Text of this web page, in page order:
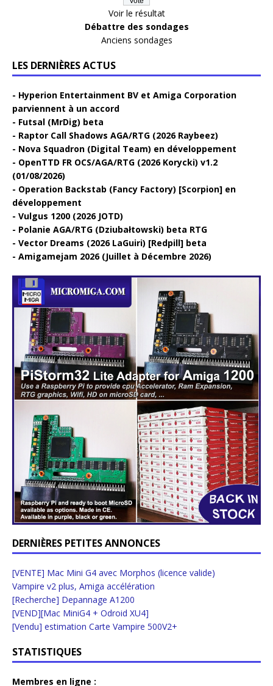
Voir le résultat
Débattre des sondages
Anciens sondages
LES DERNIÈRES ACTUS
Hyperion Entertainment BV et Amiga Corporation
parviennent à un accord
Futsal (MrDig) beta
Raptor Call Shadows AGA/RTG (2026 Raybeez)
Nova Squadron (Digital Team) en développement
OpenTTD FR OCS/AGA/RTG (2026 Korycki) v1.2
(01/08/2026)
Operation Backstab (Fancy Factory) [Scorpion] en
développement
Vulgus 1200 (2026 JOTD)
Polanie AGA/RTG (Dziubałtowski) beta RTG
Vector Dreams (2026 LaGuiri) [Redpill] beta
Amigamejam 2026 (Juillet à Décembre 2026)
DERNIÈRES PETITES ANNONCES
[VENTE] Mac Mini G4 avec Morphos (licence valide)
Vampire v2 plus, Amiga accélération
[Recherche] Depannage A1200
[VEND][Mac MiniG4 + Odroid XU4]
[Vendu] estimation Carte Vampire 500V2+
STATISTIQUES
Membres en ligne :